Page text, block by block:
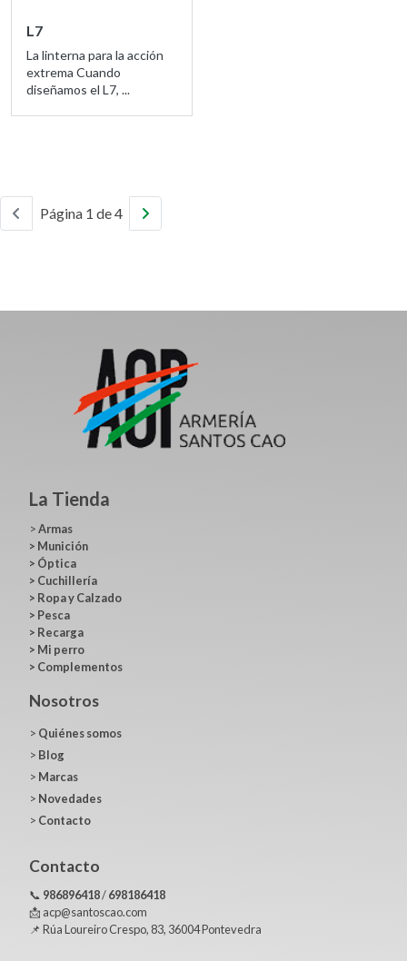
L7
La linterna para la acción
extrema Cuando
diseñamos el L7, ...
Página 1 de 4
La Tienda
>Armas
> Munición
> Óptica
> Cuchillería
> Ropa y Calzado
> Pesca
> Recarga
> Mi perro
> Complementos
Nosotros
> Quiénes somos
> Blog
> Marcas
> Novedades
> Contacto
Contacto
📞 986896418/698186418
📩 acp@santoscao.com
📌 Rúa Loureiro Crespo, 83, 36004 Pontevedra